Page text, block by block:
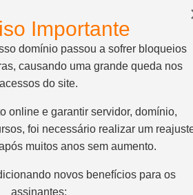
Importante
domínio passou a sofrer bloqueios
causando uma grande queda nos
acessos do site.
online e garantir servidor, domínio,
foi necessário realizar um
muitos anos sem aumento.
novos benefícios para os
assinantes: